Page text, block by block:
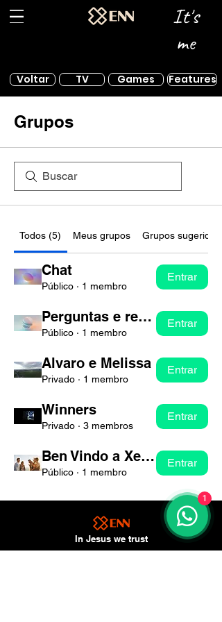
It's
me
Voltar TV Games Features
Grupos
Todos (5) Meus grupos Grupos sugeridos
Chat
Público · 1 membro
Entrar
Perguntas e respostas
Público · 1 membro
Entrar
Alvaro e Melissa
Privado · 1 membro
Entrar
Winners
Privado · 3 membros
Entrar
Ben Vindo a Xenn
Público · 1 membro
Entrar
In Jesus we trust
1